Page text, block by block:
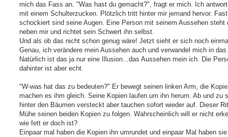
mich das Fass an. "Was hast du gemacht?", fragt er mich. Ich
mit einem Schulterzucken. Plötzlich tritt hinter mir jemand hervor.
schockiert sind seine Augen. Eine Person mit seinem Aussehen steht
neben mir und richtet sein Schwert ihn selbst.
Und als ob das nicht schon genug wäre! Jetzt sieht er sich noch
Genau, ich verändere mein Aussehen auch und verwandel mich in
Natürlich ist das ja nur eine Illusion...das Aussehen mein ich. Die
dahinter ist aber echt.
"W-was hat das zu bedeuten?" Er bewegt seinen linken Arm, die
machen es ihm gleich. Seine Kopien laufen um ihn herum. Ab und zu
hinter den Bäumen versteckt aber tauchen sofort wieder auf. Dieser
Mühe seinen beiden Kopien zu folgen. Wahrscheinlich will er nicht
wie fett er doch ist?
Einpaar mal haben die Kopien ihn umrundet und einpaar Mal haben